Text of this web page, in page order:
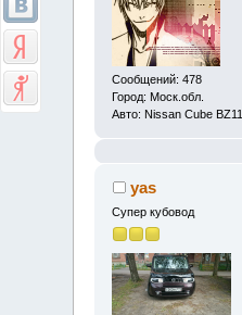
Сообщений: 478
Город: Моск.обл.
Авто: Nissan Cube BZ11
yas
Супер кубовод